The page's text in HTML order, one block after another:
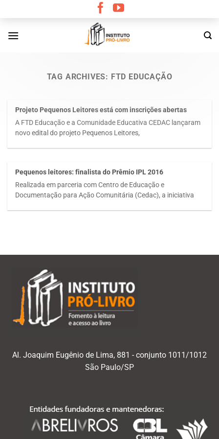
content
TAG ARCHIVES: FTD EDUCAÇÃO
Projeto Pequenos Leitores está com inscrições abertas
A FTD Educação e a Comunidade Educativa CEDAC lançaram
novo edital do projeto Pequenos Leitores,
Pequenos leitores: finalista do Prêmio IPL 2016
Realizada em parceria com Centro de Educação e
Documentação para Ação Comunitária (Cedac), a iniciativa
Al. Joaquim Eugênio de Lima, 881 - conjunto 1011/1012
São Paulo/SP